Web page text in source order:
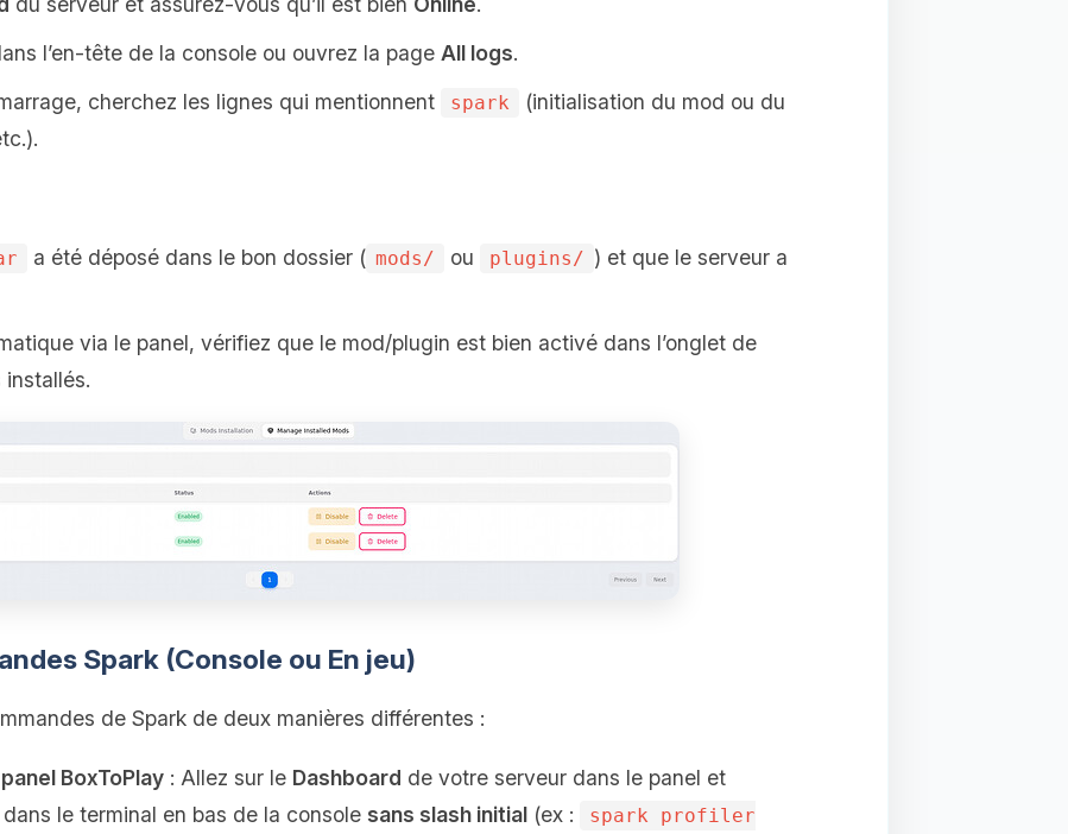
l’en‑tête de la console ou ouvrez la page All logs.
cherchez les lignes qui mentionnent
spark
(initialisation du mod ou du
a été déposé dans le bon dossier ( mods/ ou plugins/ ) et que le serveur a
via le panel, vérifiez que le mod/plugin est bien activé dans l’onglet de
Spark (Console ou En jeu)
de Spark de deux manières différentes :
BoxToPlay: Allez sur le Dashboard de votre serveur dans le panel et
le terminal en bas de la console sans slash initial(ex :
spark profiler